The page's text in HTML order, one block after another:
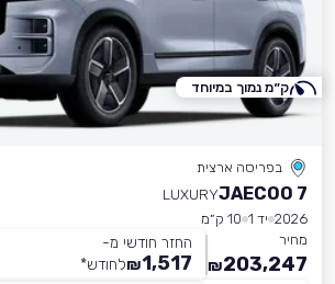
בפריסה ארצית
JAECOO 7
LUXURY
2026 יד 1
10 ק״מ
מחיר
203,247
₪
החזר חודשי מ-
1,517
₪לחודש*
ק״מ נמוך במיוחד